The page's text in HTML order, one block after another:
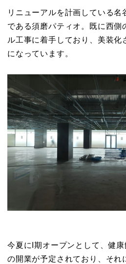
リニューアルを計画している名
である須磨パティオ。既に西側
ル工事に着手しており、美装化
になっています。
今夏にI期オープンとして、健
の開業が予定されており、それ